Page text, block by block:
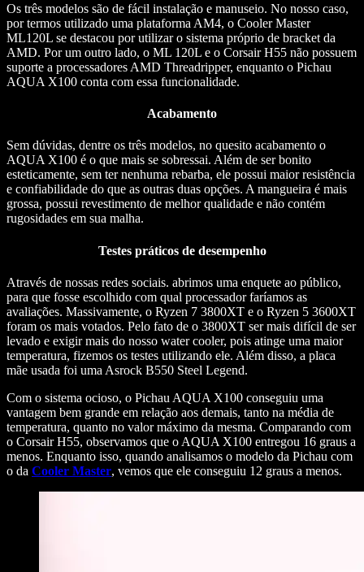
Os três modelos são de fácil instalação e manuseio. No nosso caso,
por termos utilizado uma plataforma AM4, o Cooler Master
ML120L se destacou por utilizar o sistema próprio de bracket da
AMD. Por um outro lado, o ML 120L e o Corsair H55 não possuem
suporte a processadores AMD Threadripper, enquanto o Pichau
AQUA X100 conta com essa funcionalidade.
Acabamento
Sem dúvidas, dentre os três modelos, no quesito acabamento o
AQUA X100 é o que mais se sobressai. Além de ser bonito
esteticamente, sem ter nenhuma rebarba, ele possui maior resistência
e confiabilidade do que as outras duas opções. A mangueira é mais
grossa, possui revestimento de melhor qualidade e não contém
rugosidades em sua malha.
Testes práticos de desempenho
Através de nossas redes sociais. abrimos uma enquete ao público,
para que fosse escolhido com qual processador faríamos as
avaliações. Massivamente, o Ryzen 7 3800XT e o Ryzen 5 3600XT
foram os mais votados. Pelo fato de o 3800XT ser mais difícil de ser
levado e exigir mais do nosso water cooler, pois atinge uma maior
temperatura, fizemos os testes utilizando ele. Além disso, a placa
mãe usada foi uma Asrock B550 Steel Legend.
Com o sistema ocioso, o Pichau AQUA X100 conseguiu uma
vantagem bem grande em relação aos demais, tanto na média de
temperatura, quanto no valor máximo da mesma. Comparando com
o Corsair H55, observamos que o AQUA X100 entregou 16 graus a
menos. Enquanto isso, quando analisamos o modelo da Pichau com
o da Cooler Master, vemos que ele conseguiu 12 graus a menos.